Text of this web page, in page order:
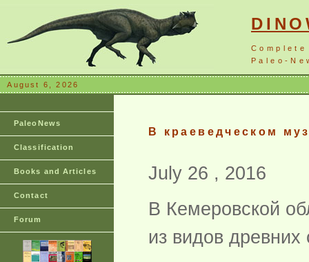
Paleo-
August 6, 2026
PaleoNews
Classification
Books and Articles
Contact
Forum
В краеведческом
July 26 , 2016
В Кемеровской
из видов